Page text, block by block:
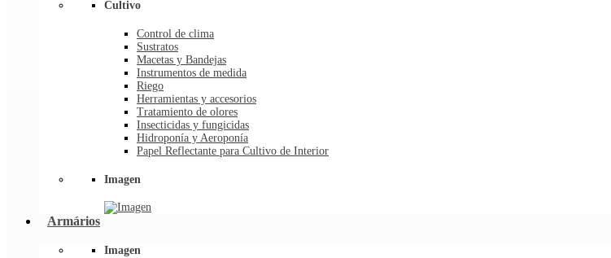
Cultivo
Control de clima
Sustratos
Macetas y Bandejas
Instrumentos de medida
Riego
Herramientas y accesorios
Tratamiento de olores
Insecticidas y fungicidas
Hidroponía y Aeroponía
Papel Reflectante para Cultivo de Interior
Imagen
Armários
Imagen